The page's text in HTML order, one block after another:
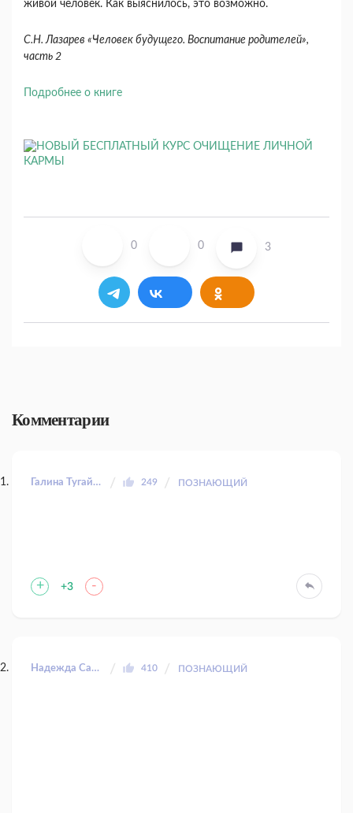
живой человек. Как выясни­лось, это возможно.
С.Н. Лазарев «Человек будущего. Воспитание родителей»,
часть 2
Подробнее о книге
0 0 3
Комментарии
Галина Тугайбей 249 ПОЗНАЮЩИЙ
+ +3 -
Надежда Сазанова 410 ПОЗНАЮЩИЙ